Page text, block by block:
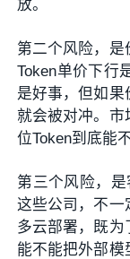
放。
第二个风险，是
Token单价下行
是好事，但如果
就会被对冲。市
位Token到底能
第三个风险，
这些公司，不一
多云部署，既为
能不能把外部模